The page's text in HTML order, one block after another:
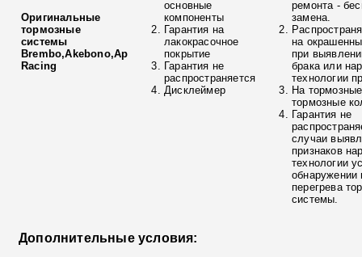
Оригинальные
тормозные
системы
Brembo,Akebono,Ap
Racing
основные
компоненты
Гарантия на
лакокрасочное
покрытие
Гарантия не
распространяется
Дисклеймер
ремонта -
замена.
на
при
брака или
технологии
На
тормозные
Гарантия не
случаи
признаков
технологии
обнаружении
перегрева
системы.
Дополнительные условия: